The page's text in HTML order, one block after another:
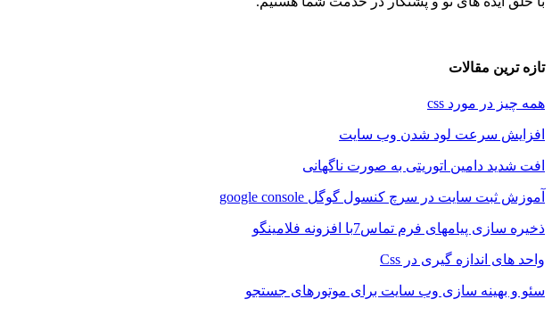
تازه ترین مقالات
همه چیز در مورد css
افزایش سرعت لود شدن وب سایت
افت شدید دامین اتوریتی به صورت ناگهانی
آموزش ثبت سایت در سرچ کنسول گوگل google console
ذخیره سازی پیامهای فرم تماس7با افزونه فلامینگو
واحد های اندازه گیری در Css
سئو و بهینه سازی وب سایت برای موتورهای جستجو